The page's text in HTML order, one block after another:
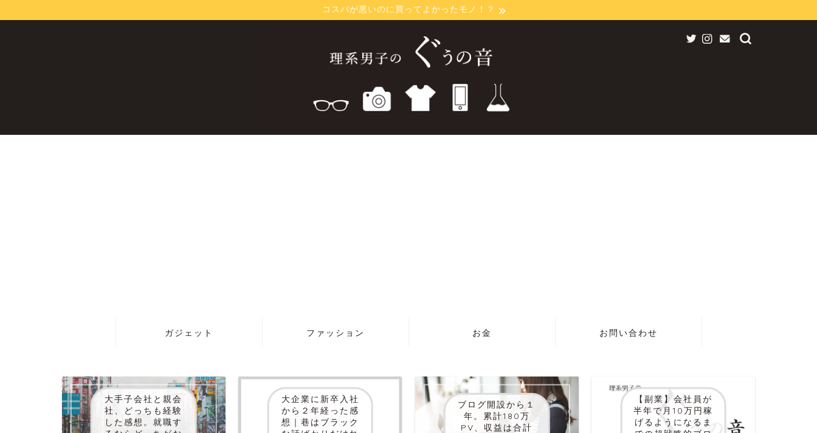
コスパが悪いのに買ってよかったモノ！？
ガジェット ファッション お金 お問い合わせ
大手子会社と親会
社、どっちも経験
した感想。就職す
大企業に新卒入社
から２年経った感
想｜巷はブラック
ブログ開設から１
年。累計180万
PV、収益は合計
【副業】会社員が
半年で月10万円稼
げるようになるま